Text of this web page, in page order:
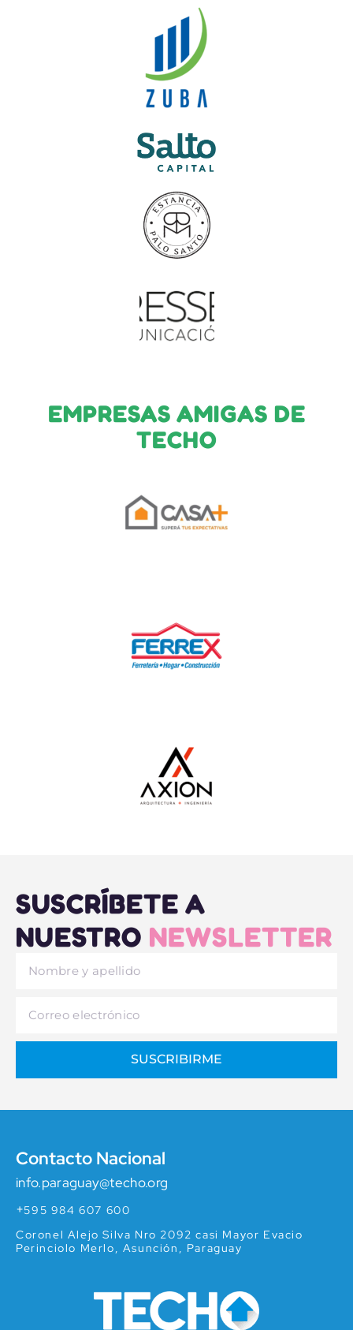
EMPRESAS AMIGAS DE
TECHO
SUSCRÍBETE A
NUESTRO NEWSLETTER
SUSCRIBIRME
Contacto Nacional
info.paraguay@techo.org
+595 984 607 600
Coronel Alejo Silva Nro 2092 casi Mayor Evacio
Perinciolo Merlo, Asunción, Paraguay